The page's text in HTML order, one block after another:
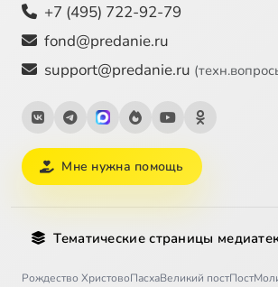
+7 (495) 722-92-79
fond@predanie.ru
support@predanie.ru
Мне нужна помощь
Тематические страницы
Рождество ХристовоПасхаВеликий постПост